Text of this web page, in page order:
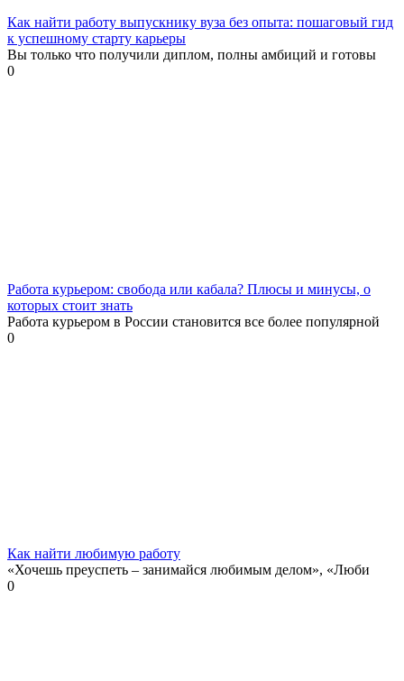
Как найти работу выпускнику вуза без опыта: пошаговый гид
к успешному старту карьеры
Вы только что получили диплом, полны амбиций и готовы
0
Работа курьером: свобода или кабала? Плюсы и минусы, о
которых стоит знать
Работа курьером в России становится все более популярной
0
Как найти любимую работу
«Хочешь преуспеть – занимайся любимым делом», «Люби
0